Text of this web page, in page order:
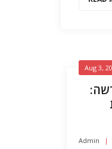
Aug 3,
Admin